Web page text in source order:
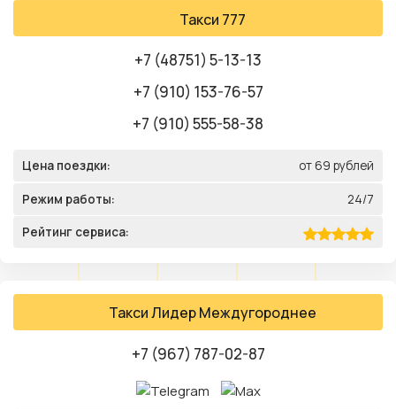
Такси 777
+7 (48751) 5-13-13
+7 (910) 153-76-57
+7 (910) 555-58-38
Цена поездки: от 69 рублей
Режим работы: 24/7
Рейтинг сервиса:
Такси Лидер Междугороднее
+7 (967) 787-02-87